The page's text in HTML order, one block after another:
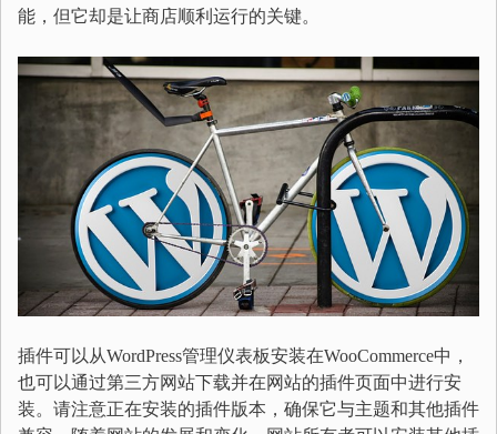
能，但它却是让商店顺利运行的关键。
插件可以从WordPress管理仪表板安装在WooCommerce中，
也可以通过第三方网站下载并在网站的插件页面中进行安
装。请注意正在安装的插件版本，确保它与主题和其他插件